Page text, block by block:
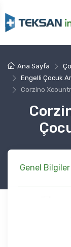
Ana Sayfa
Engelli Çocuk
Corzino
Genel Bilgiler